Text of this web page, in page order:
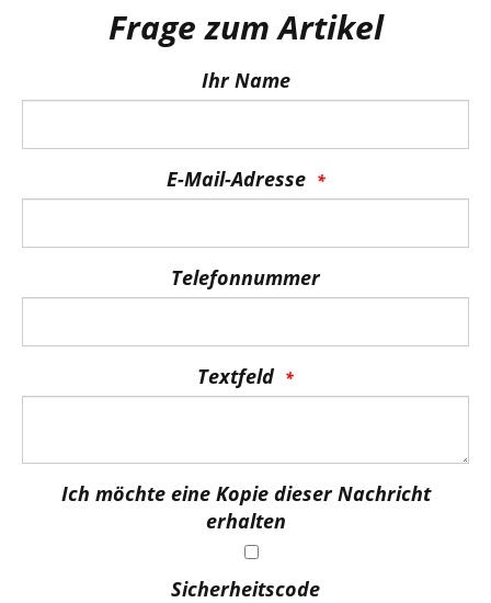
Frage zum Artikel
Ihr Name
E-Mail-Adresse
Telefonnummer
Textfeld
Ich möchte eine Kopie dieser Nachricht
erhalten
Sicherheitscode